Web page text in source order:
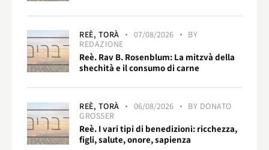
REÈ, TORÀ 07/08/2026
BY
REDAZIONE
Reè. Rav B. Rosenblum: La mitzvà della
shechità e il consumo di carne
REÈ, TORÀ 06/08/2026 BY DONATO
GROSSER
Reè. I vari tipi di benedizioni: ricchezza,
figli, salute, onore, sapienza